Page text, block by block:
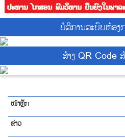
ບໍ​ລິ​ການ​ລະບົບຫ້ອ
ສ້າງ QR Code
ໜ້າຫຼັກ
ຂ່າວ